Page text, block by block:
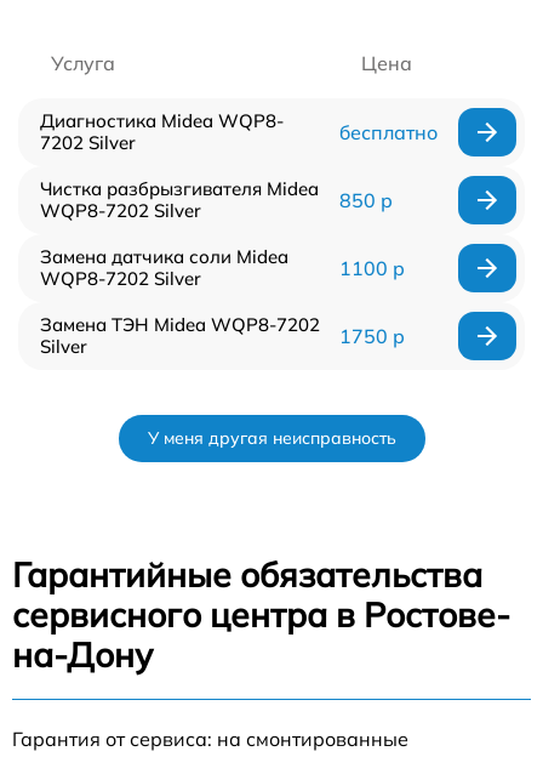
Услуга Цена
Диагностика Midea WQP8-
7202 Silver
бесплатно
Чистка разбрызгивателя Midea
WQP8-7202 Silver
850 р
Замена датчика соли Midea
WQP8-7202 Silver
1100 р
Замена ТЭН Midea WQP8-7202
Silver
1750 р
У меня другая неисправность
Гарантийные обязательства
сервисного центра в Ростове-
на-Дону
Гарантия от сервиса: на смонтированные